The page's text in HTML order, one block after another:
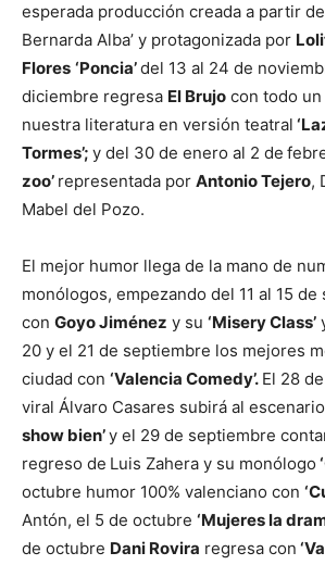
esperada producción creada a partir de
Bernarda Alba’ y protagonizada por
Flores ‘Poncia’del 13 al 24 de
diciembre regresa El Brujo con todo
nuestra literatura en versión teatral
Tormes’; y del 30 de enero al 2 de
zoo’ representada por Antonio Tejero,
Mabel del Pozo.
El mejor humor llega de la mano de
monólogos, empezando del 11 al 15
con Goyo Jiménez y su ‘Misery Class’
20 y el 21 de septiembre los mejores
ciudad con ‘Valencia Comedy’. El 28
viral Álvaro Casares subirá al
show bien’y el 29 de septiembre
regreso de Luis Zahera y su monólogo
octubre humor 100% valenciano con
Antón, el 5 de octubre ‘Mujeres la
de octubre Dani Rovira regresa con